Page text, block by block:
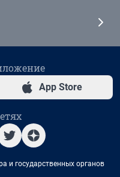
App Store
и государственных органов